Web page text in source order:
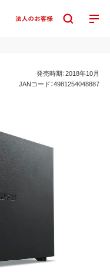
発売時期：2018年10月
JANコード：4981254048887